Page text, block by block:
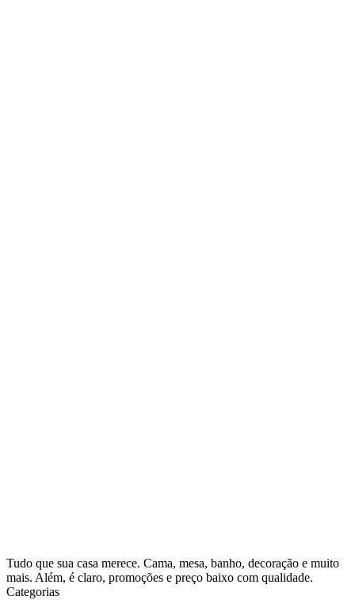
Tudo que sua casa merece. Cama, mesa, banho, decoração e muito
mais. Além, é claro, promoções e preço baixo com qualidade.
Categorias